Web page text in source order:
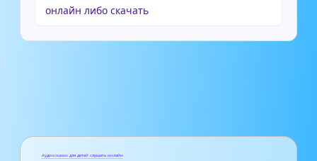
онлайн либо скачать
Аудиосказки для детей слушать онлайн